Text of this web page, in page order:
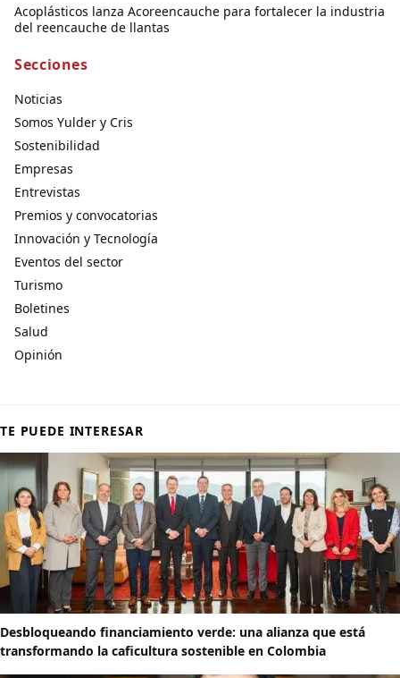
Acoplásticos lanza Acoreencauche para fortalecer la industria
del reencauche de llantas
Secciones
Noticias
Somos Yulder y Cris
Sostenibilidad
Empresas
Entrevistas
Premios y convocatorias
Innovación y Tecnología
Eventos del sector
Turismo
Boletines
Salud
Opinión
TE PUEDE INTERESAR
Desbloqueando financiamiento verde: una alianza que está
transformando la caficultura sostenible en Colombia